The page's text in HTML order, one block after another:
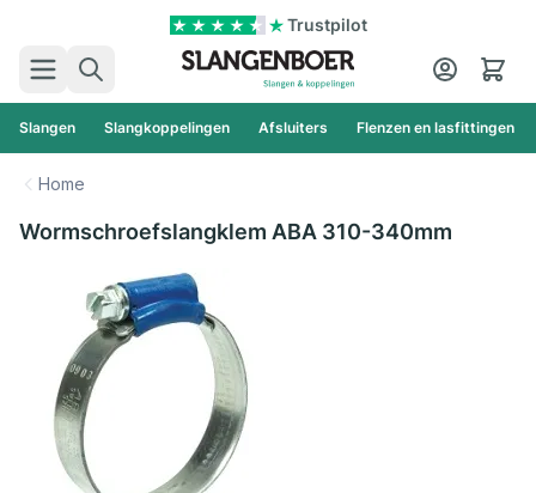
Trustpilot
Zoek
Cart
Slangen Slangkoppelingen Afsluiters Flenzen en lasfittingen
Home
Wormschroefslangklem ABA 310-340mm